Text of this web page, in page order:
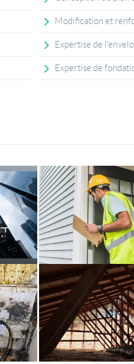
Modification et
Expertise de
Expertise de